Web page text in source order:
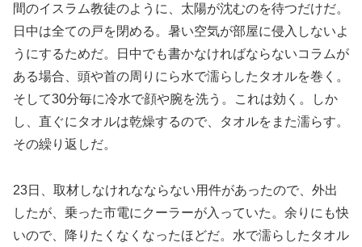
間のイスラム教徒のように、太陽が沈むのを待つだけだ。
日中は全ての戸を閉める。暑い空気が部屋に侵入しないよ
うにするためだ。日中でも書かなければならないコラムが
ある場合、頭や首の周りにら水で濡らしたタオルを巻く。
そして30分毎に冷水で顔や腕を洗う。これは効く。しか
し、直ぐにタオルは乾燥するので、タオルをまた濡らす。
その繰り返しだ。
23日、取材しなけれなならない用件があったので、外出
したが、乗った市電にクーラーが入っていた。余りにも快
いので、降りたくなくなったほどだ。水で濡らしたタオル